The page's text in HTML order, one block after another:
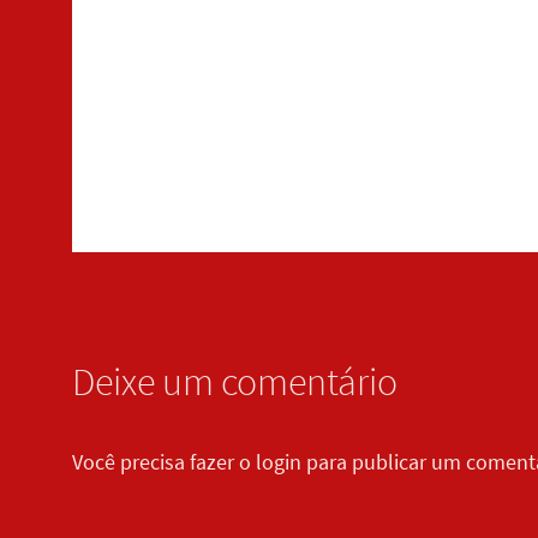
Deixe um comentário
Você precisa fazer o login para publicar um